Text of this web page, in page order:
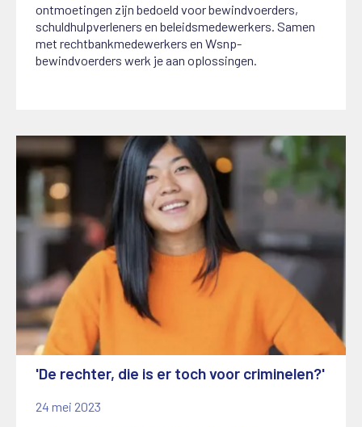
ontmoetingen zijn bedoeld voor bewindvoerders,
schuldhulpverleners en beleidsmedewerkers. Samen
met rechtbankmedewerkers en Wsnp-
bewindvoerders werk je aan oplossingen.
'De rechter, die is er toch voor criminelen?'
24 mei 2023